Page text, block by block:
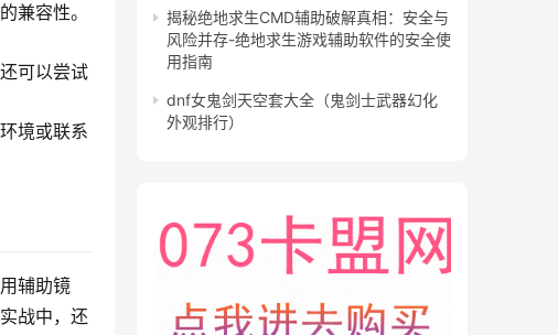
兼容性。
可以尝试
境或联系
辅助镜
战中，还
揭秘绝地求生CMD辅助破解真相：安全与
风险并存-绝地求生游戏辅助软件的安全使
用指南
dnf女鬼剑天空套大全（鬼剑士武器幻化
外观排行）